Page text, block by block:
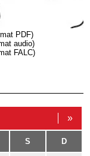
PDF)
audio)
FALC)
»
S D